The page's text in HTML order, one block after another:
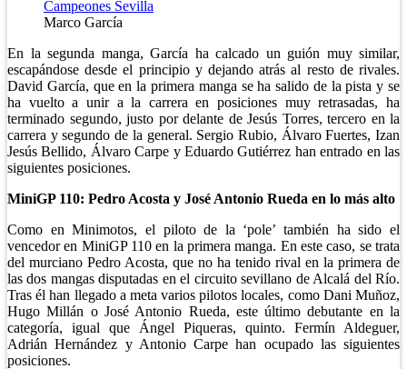
Marco García
En la segunda manga, García ha calcado un guión muy similar,
escapándose desde el principio y dejando atrás al resto de rivales.
David García, que en la primera manga se ha salido de la pista y se
ha vuelto a unir a la carrera en posiciones muy retrasadas, ha
terminado segundo, justo por delante de Jesús Torres, tercero en la
carrera y segundo de la general. Sergio Rubio, Álvaro Fuertes, Izan
Jesús Bellido, Álvaro Carpe y Eduardo Gutiérrez han entrado en las
siguientes posiciones.
MiniGP 110: Pedro Acosta y José Antonio Rueda en lo más alto
Como en Minimotos, el piloto de la ‘pole’ también ha sido el
vencedor en MiniGP 110 en la primera manga. En este caso, se trata
del murciano Pedro Acosta, que no ha tenido rival en la primera de
las dos mangas disputadas en el circuito sevillano de Alcalá del Río.
Tras él han llegado a meta varios pilotos locales, como Dani Muñoz,
Hugo Millán o José Antonio Rueda, este último debutante en la
categoría, igual que Ángel Piqueras, quinto. Fermín Aldeguer,
Adrián Hernández y Antonio Carpe han ocupado las siguientes
posiciones.